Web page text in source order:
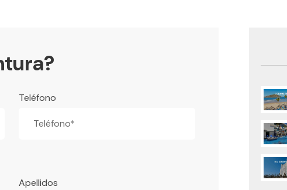
Teléfono
Apellidos